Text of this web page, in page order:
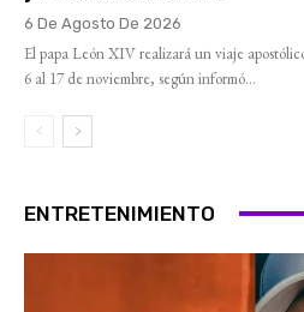
6 De Agosto De 2026
El papa León XIV realizará un viaje
6 al 17 de noviembre, según informó...
ENTRETENIMIENTO